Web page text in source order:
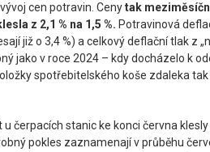
cen potravin. Cenytak
z 2,1 % na 1,5 %. Potravinová
již o 3,4 %) a celkový deflační tlak z
jako v roce 2024 – kdy docházelo k
spotřebitelského koše zdaleka
čerpacích stanic ke konci června
pokles zaznamenají v průběhu